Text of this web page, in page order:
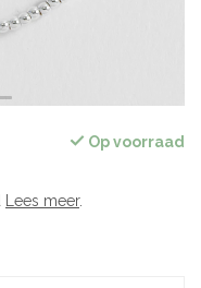
Op voorraad
Lees meer.